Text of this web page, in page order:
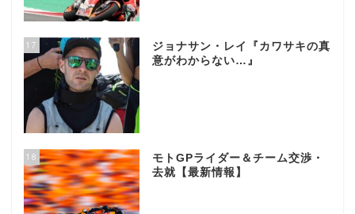
17
ジョナサン・レイ『カワサキの真
意がわからない…』
18
モトGPライダー＆チーム交渉・
去就【最新情報】